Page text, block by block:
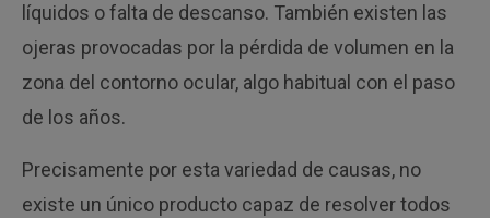
líquidos o falta de descanso. También existen las
ojeras provocadas por la pérdida de volumen en la
zona del contorno ocular, algo habitual con el paso
de los años.
Precisamente por esta variedad de causas, no
existe un único producto capaz de resolver todos